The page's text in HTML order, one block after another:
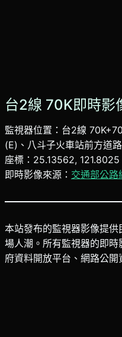
台2線 70K即時影
監視器位置：台2線
(E)、八斗子火車站前方道路
座標：25.13562, 121.8025
即時影像來源： 交通部公路
本站發布的監視器影像提
場人潮。所有監視器的即
府資料開放平台、網路公